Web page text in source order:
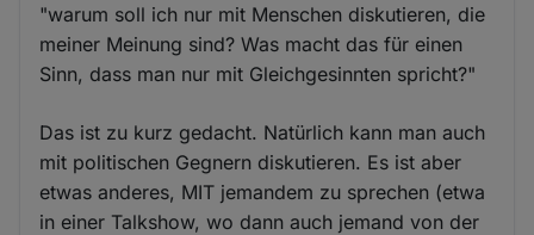
"warum soll ich nur mit Menschen diskutieren, die
meiner Meinung sind? Was macht das für einen
Sinn, dass man nur mit Gleichgesinnten spricht?"
Das ist zu kurz gedacht. Natürlich kann man auch
mit politischen Gegnern diskutieren. Es ist aber
etwas anderes, MIT jemandem zu sprechen (etwa
in einer Talkshow, wo dann auch jemand von der